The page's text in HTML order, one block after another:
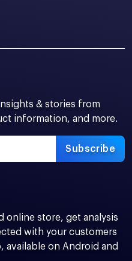
& stories from
information, and more.
Subscribe
online store, get analysis
with your customers
available on Android and